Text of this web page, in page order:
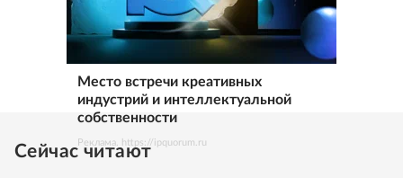
Место встречи креативных
индустрий и интеллектуальной
собственности
Реклама. https://ipquorum.ru
Сейчас читают